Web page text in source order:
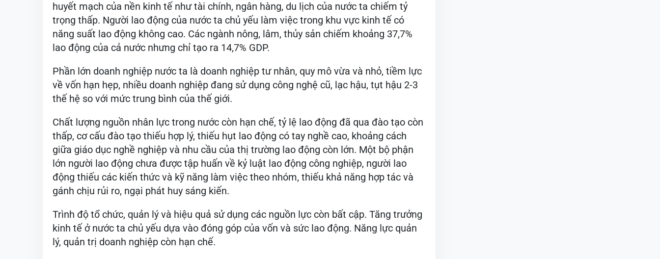
huyết mạch của nền kinh tế như tài chính, ngân hàng, du lịch của nước ta chiếm tỷ
trọng thấp. Người lao động của nước ta chủ yếu làm việc trong khu vực kinh tế có
năng suất lao động không cao. Các ngành nông, lâm, thủy sản chiếm khoảng 37,7%
lao động của cả nước nhưng chỉ tạo ra 14,7% GDP.
Phần lớn doanh nghiệp nước ta là doanh nghiệp tư nhân, quy mô vừa và nhỏ, tiềm lực
về vốn hạn hẹp, nhiều doanh nghiệp đang sử dụng công nghệ cũ, lạc hậu, tụt hậu 2-3
thế hệ so với mức trung bình của thế giới.
Chất lượng nguồn nhân lực trong nước còn hạn chế, tỷ lệ lao động đã qua đào tạo còn
thấp, cơ cấu đào tạo thiếu hợp lý, thiếu hụt lao động có tay nghề cao, khoảng cách
giữa giáo dục nghề nghiệp và nhu cầu của thị trường lao động còn lớn. Một bộ phận
lớn người lao động chưa được tập huấn về kỷ luật lao động công nghiệp, người lao
động thiếu các kiến thức và kỹ năng làm việc theo nhóm, thiếu khả năng hợp tác và
gánh chịu rủi ro, ngại phát huy sáng kiến.
Trình độ tổ chức, quản lý và hiệu quả sử dụng các nguồn lực còn bất cập. Tăng trưởng
kinh tế ở nước ta chủ yếu dựa vào đóng góp của vốn và sức lao động. Năng lực quản
lý, quản trị doanh nghiệp còn hạn chế.